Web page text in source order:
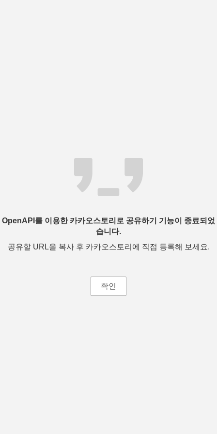
OpenAPI를 이용한 카카오스토리로 공유하기 기능이 종료되었
습니다.
공유할 URL을 복사 후 카카오스토리에 직접 등록해 보세요.
확인